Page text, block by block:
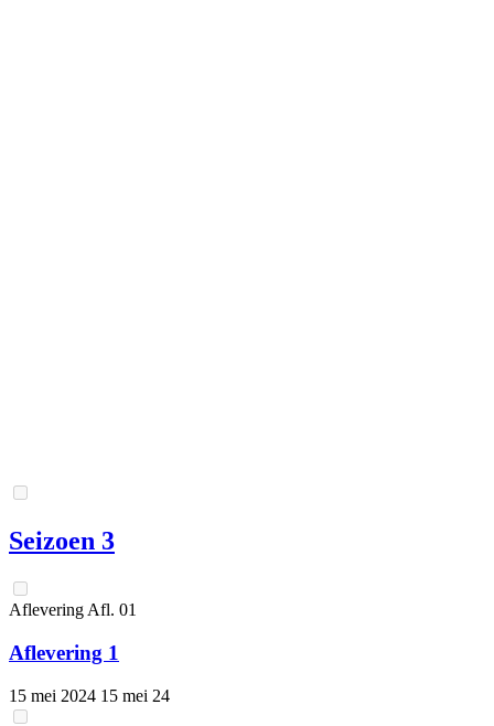
Seizoen 3
Aflevering Afl. 01
Aflevering 1
15 mei 2024 15 mei 24